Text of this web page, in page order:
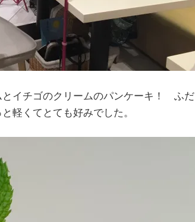
イチゴのクリームのパンケーキ！ ふだ
軽くてとても好みでした。